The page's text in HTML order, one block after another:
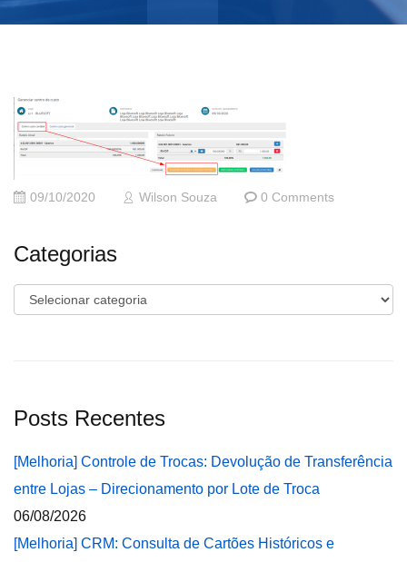
09/10/2020 Wilson Souza 0 Comments
Categorias
Categorias
Posts Recentes
[Melhoria] Controle de Trocas: Devolução de Transferência
entre Lojas – Direcionamento por Lote de Troca
06/08/2026
[Melhoria] CRM: Consulta de Cartões Históricos e